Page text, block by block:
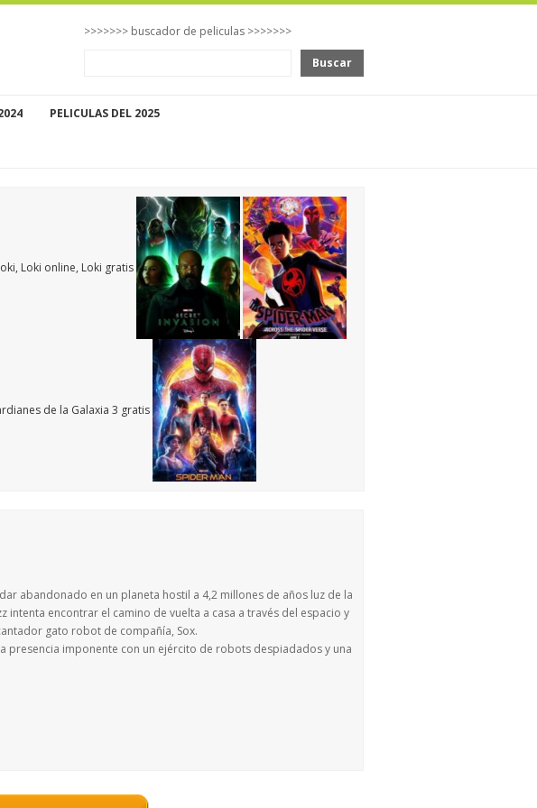
>>>>>>> buscador de peliculas >>>>>>>
Buscar
PELICULAS DEL 2025
abandonado en un planeta hostil a 4,2 millones de años luz de la
encontrar el camino de vuelta a casa a través del espacio y
gato robot de compañía, Sox.
presencia imponente con un ejército de robots despiadados y una